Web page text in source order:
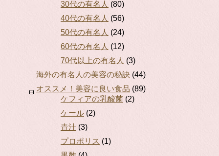
30代の有名人 (80)
40代の有名人 (56)
50代の有名人 (24)
60代の有名人 (12)
70代以上の有名人 (3)
海外の有名人の美容の秘訣 (44)
オススメ！美容に良い食品 (89)
ケフィアの乳酸菌 (2)
ケール (2)
青汁 (3)
プロポリス (1)